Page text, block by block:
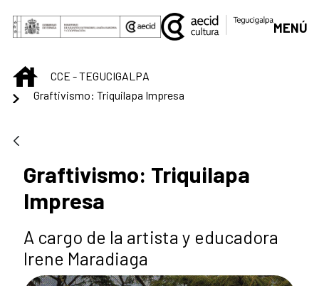
Saltar al contenido principal
MENÚ
INICIOCCE - TEGUCIGALPA
Graftivismo: Triquilapa Impresa
Graftivismo: Triquilapa
Impresa
A cargo de la artista y educadora
Irene Maradiaga